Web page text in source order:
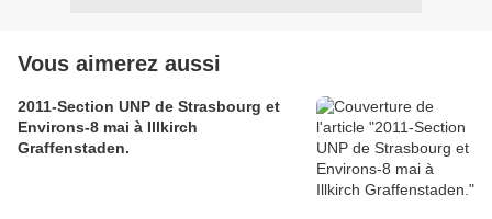
Vous aimerez aussi
2011-Section UNP de Strasbourg et
Environs-8 mai à Illkirch
Graffenstaden.